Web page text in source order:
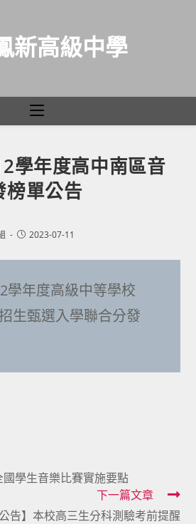
新高級中學
學年度高中南區音
榜單公告
Post2023-07-11
學年度高級中等學校
生甄選入學聯合分發
國學生音樂比賽實施要點
下一篇文章
公告】本校高三生分科測驗考前提醒